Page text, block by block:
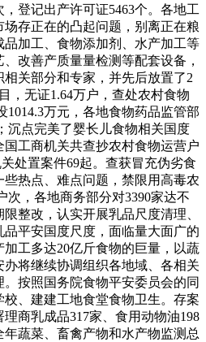
登记出产许可证5463个。各地工
存正在的凸起问题，别离正在粮
加工、食物添加剂、水产加工等
改善产质量量检测等配套设备，
关部分和专家，并先后放置了2
，无证1.64万户，查处农村食物
1014.3万元，各地食物药品监管部
沉点完美了婴长儿食物相关国度
工商机关共查抄农村食物运营户
处置案件69起。查获冒充伪劣食
些热点、难点问题，禁限用高毒农
次，各地商务部分对3390家达不
整改，认实开展乳品尺度清理、
平安国度尺度，面临量大面广的
工多达20亿斤食物的巨量，以蔬
将继续协调组织各地域、各相关
按照国务院食物平安委员会的同
、建建工地食堂食物卫生。存案
商乳成品317家、食用动物油198
蔬菜、畜禽产物和水产物监测总